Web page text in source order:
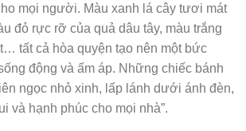
mọi người. Màu xanh lá cây tươi mát
đỏ rực rỡ của quả dâu tây, màu trắng
tất cả hòa quyện tạo nên một bức
động và ấm áp. Những chiếc bánh
ngọc nhỏ xinh, lấp lánh dưới ánh đèn,
và hạnh phúc cho mọi nhà”.